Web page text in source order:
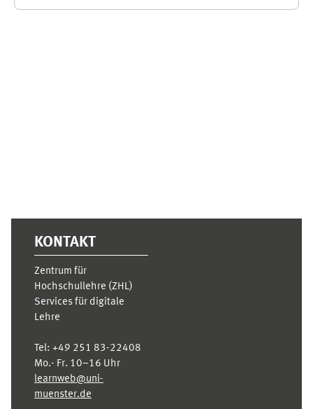
KONTAKT
Zentrum für
Hochschullehre (ZHL)
Services für digitale
Lehre
Tel: +49 251 83-22408
Mo.- Fr. 10–16 Uhr
learnweb@uni-
muenster.de